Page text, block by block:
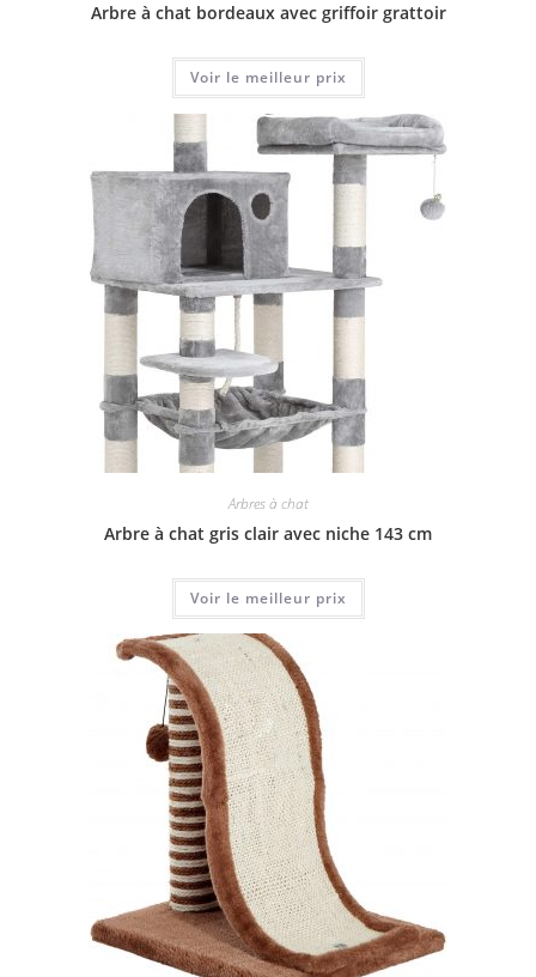
Arbre à chat bordeaux avec griffoir grattoir
Voir le meilleur prix
Arbres à chat
Arbre à chat gris clair avec niche 143 cm
Voir le meilleur prix